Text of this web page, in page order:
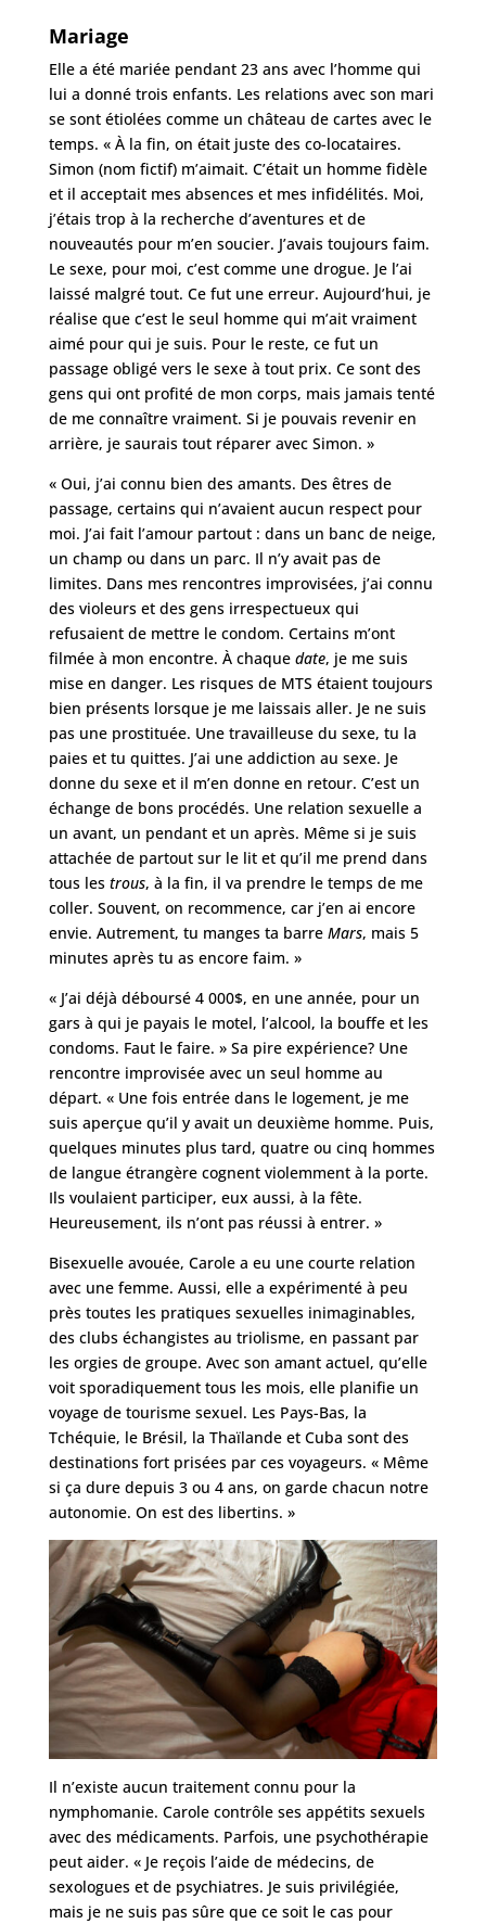
Mariage
Elle a été mariée pendant 23 ans avec l’homme qui
lui a donné trois enfants. Les relations avec son mari
se sont étiolées comme un château de cartes avec le
temps. « À la fin, on était juste des co-locataires.
Simon (nom fictif) m’aimait. C’était un homme fidèle
et il acceptait mes absences et mes infidélités. Moi,
j’étais trop à la recherche d’aventures et de
nouveautés pour m’en soucier. J’avais toujours faim.
Le sexe, pour moi, c’est comme une drogue. Je l’ai
laissé malgré tout. Ce fut une erreur. Aujourd’hui, je
réalise que c’est le seul homme qui m’ait vraiment
aimé pour qui je suis. Pour le reste, ce fut un
passage obligé vers le sexe à tout prix. Ce sont des
gens qui ont profité de mon corps, mais jamais tenté
de me connaître vraiment. Si je pouvais revenir en
arrière, je saurais tout réparer avec Simon. »
« Oui, j’ai connu bien des amants. Des êtres de
passage, certains qui n’avaient aucun respect pour
moi. J’ai fait l’amour partout : dans un banc de neige,
un champ ou dans un parc. Il n’y avait pas de
limites. Dans mes rencontres improvisées, j’ai connu
des violeurs et des gens irrespectueux qui
refusaient de mettre le condom. Certains m’ont
filmée à mon encontre. À chaque date, je me suis
mise en danger. Les risques de MTS étaient toujours
bien présents lorsque je me laissais aller. Je ne suis
pas une prostituée. Une travailleuse du sexe, tu la
paies et tu quittes. J’ai une addiction au sexe. Je
donne du sexe et il m’en donne en retour. C’est un
échange de bons procédés. Une relation sexuelle a
un avant, un pendant et un après. Même si je suis
attachée de partout sur le lit et qu’il me prend dans
tous les trous, à la fin, il va prendre le temps de me
coller. Souvent, on recommence, car j’en ai encore
envie. Autrement, tu manges ta barre Mars, mais 5
minutes après tu as encore faim. »
« J’ai déjà déboursé 4 000$, en une année, pour un
gars à qui je payais le motel, l’alcool, la bouffe et les
condoms. Faut le faire. » Sa pire expérience? Une
rencontre improvisée avec un seul homme au
départ. « Une fois entrée dans le logement, je me
suis aperçue qu’il y avait un deuxième homme. Puis,
quelques minutes plus tard, quatre ou cinq hommes
de langue étrangère cognent violemment à la porte.
Ils voulaient participer, eux aussi, à la fête.
Heureusement, ils n’ont pas réussi à entrer. »
Bisexuelle avouée, Carole a eu une courte relation
avec une femme. Aussi, elle a expérimenté à peu
près toutes les pratiques sexuelles inimaginables,
des clubs échangistes au triolisme, en passant par
les orgies de groupe. Avec son amant actuel, qu’elle
voit sporadiquement tous les mois, elle planifie un
voyage de tourisme sexuel. Les Pays-Bas, la
Tchéquie, le Brésil, la Thaïlande et Cuba sont des
destinations fort prisées par ces voyageurs. « Même
si ça dure depuis 3 ou 4 ans, on garde chacun notre
autonomie. On est des libertins. »
Il n’existe aucun traitement connu pour la
nymphomanie. Carole contrôle ses appétits sexuels
avec des médicaments. Parfois, une psychothérapie
peut aider. « Je reçois l’aide de médecins, de
sexologues et de psychiatres. Je suis privilégiée,
mais je ne suis pas sûre que ce soit le cas pour